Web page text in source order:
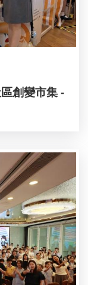
創變市集 -